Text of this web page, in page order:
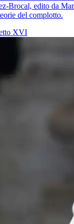
Brocal, edito da
del complotto.
XVI